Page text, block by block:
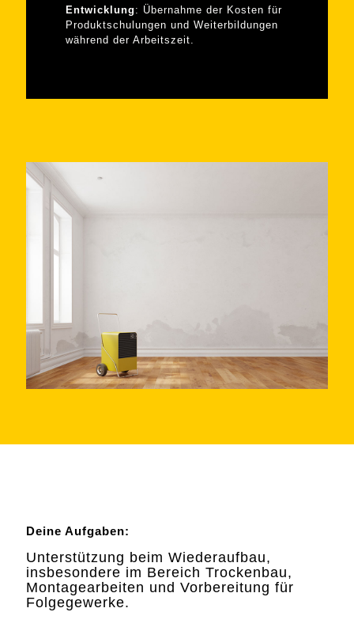
Entwicklung : Übernahme der Kosten für
Produktschulungen und Weiterbildungen
während der Arbeitszeit.
Deine Aufgaben:
Unterstützung beim Wiederaufbau,
insbesondere im Bereich Trockenbau,
Montagearbeiten und Vorbereitung für
Folgegewerke.